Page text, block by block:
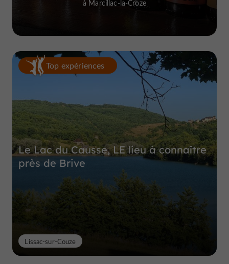
à Marcillac-la-Croze
Top expériences
Le Lac du Causse, LE lieu à connaître
près de Brive
Lissac-sur-Couze